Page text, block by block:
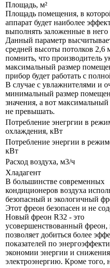
Площадь, м²
Площадь помещения, в
аппарат будет наиболее
выполнять заложенные в
Данный параметр
средней высоты потолков 2,6
помнить, что производитель
максимальный размер
прибор будет работать с
В случае с увлажнителями и
минимальный размер
значения, а вот
не превышать.
Потребление энегргии в
охлаждения, кВт
Потребление энергии в
кВт
Расход воздуха, м3/ч
Хладагент
В большинстве современных
кондиционеров воздуха
безопасный и экологичный
Этот фреон безопасен и не
Новый фреон R32 - это
усовершенствованный фреон,
позволяет добиться более
показателей по
экономии энергии и снижения
электроэнергию. Кроме того,